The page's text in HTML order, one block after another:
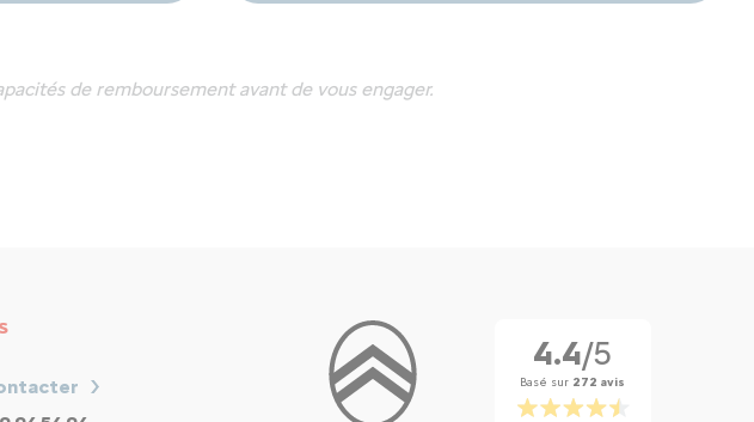
de remboursement avant de vous engager.
4.4/5
Basé sur 272 avis